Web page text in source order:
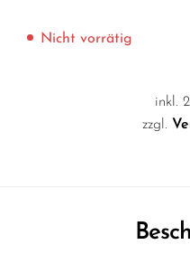
Nicht vorrätig
inkl.
zzgl.